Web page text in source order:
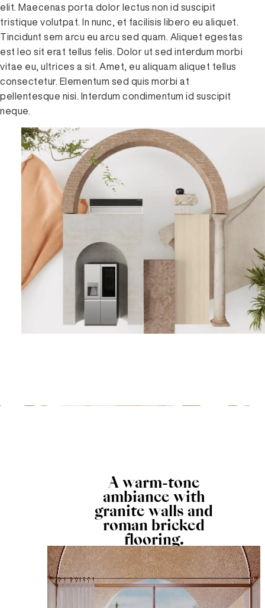
elit. Maecenas porta dolor lectus non id suscipit
tristique volutpat. In nunc, et facilisis libero eu aliquet.
Tincidunt sem arcu eu arcu sed quam. Aliquet egestas
est leo sit erat tellus felis. Dolor ut sed interdum morbi
vitae eu, ultrices a sit. Amet, eu aliquam aliquet tellus
consectetur. Elementum sed quis morbi at
pellentesque nisi. Interdum condimentum id suscipit
neque.
A warm-tone
ambiance with
granite walls and
roman bricked
flooring.